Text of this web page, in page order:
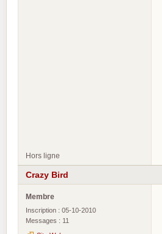
Hors ligne
Crazy Bird
Membre
Inscription : 05-10-2010
Messages : 11